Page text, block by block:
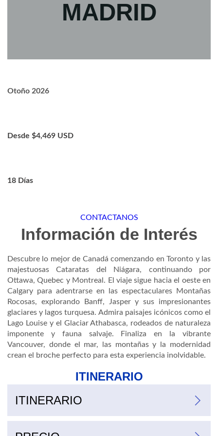
MADRID
Otoño 2026
Desde $4,469 USD
18 Días
CONTACTANOS
Información de Interés
Descubre lo mejor de Canadá comenzando en Toronto y las
majestuosas Cataratas del Niágara, continuando por
Ottawa, Quebec y Montreal. El viaje sigue hacia el oeste en
Calgary para adentrarse en las espectaculares Montañas
Rocosas, explorando Banff, Jasper y sus impresionantes
glaciares y lagos turquesa. Admira paisajes icónicos como el
Lago Louise y el Glaciar Athabasca, rodeados de naturaleza
imponente y fauna salvaje. Finaliza en la vibrante
Vancouver, donde el mar, las montañas y la modernidad
crean el broche perfecto para esta experiencia inolvidable.
ITINERARIO
ITINERARIO